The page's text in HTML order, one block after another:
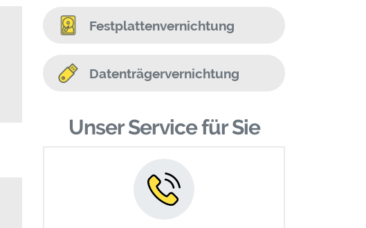
Festplattenvernichtung
Datenträgervernichtung
Unser Service für Sie